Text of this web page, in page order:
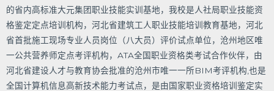
的省内高标准大元集团职业技能实训基地，我校是人社局职业技能资
格鉴定定点培训机构，河北省建筑工人职业技能培训教育基地，河北
省首批施工现场专业人员岗位（八大员）评价试点单位，沧州地区唯
一公共营养师定点考评机构，ATA全国职业资格类考试合作伙伴，由
河北省建设人才与教育协会批准的沧州市唯一一所BIM考评机构,也是
全国计算机信息高新技术能力考试点，是由国家职业资格培训鉴定实